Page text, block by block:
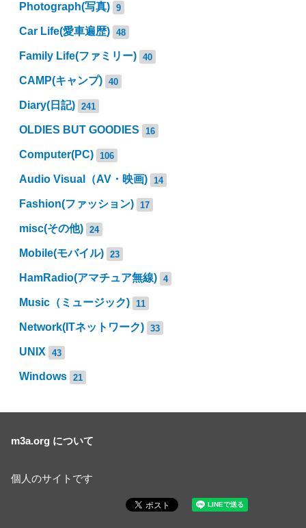
Photograph(写真) 9
Car Life(愛車遍歴) 48
Family Life(ファミリー) 40
CAMP(キャンプ) 40
Diary(日記) 241
OLDIES BUT GOODIES 16
Computer(PC) 106
Audio Visual（AV・映画) 14
Fashion(ファッション) 17
misc(その他) 24
Mobile(モバイル) 23
HamRadio(アマチュア無線) 4
Music（ミュージック) 11
Network(ITネットワーク) 33
UNIX 43
Windows 21
m3a.org について
個人のサイトです